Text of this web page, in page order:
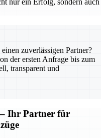
nur ein Erfolg, sondern auch
zuverlässigen Partner?
der ersten Anfrage bis zum
transparent und
– Ihr Partner für